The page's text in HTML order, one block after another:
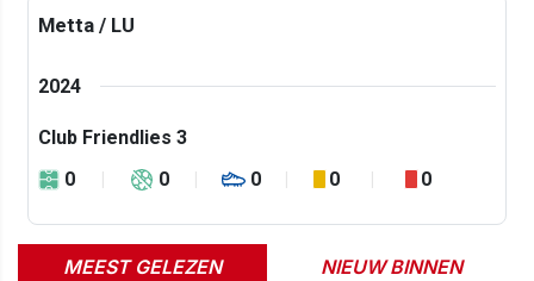
Metta / LU
2024
Club Friendlies 3
0
0 0 0 0
MEEST GELEZEN NIEUW BINNEN